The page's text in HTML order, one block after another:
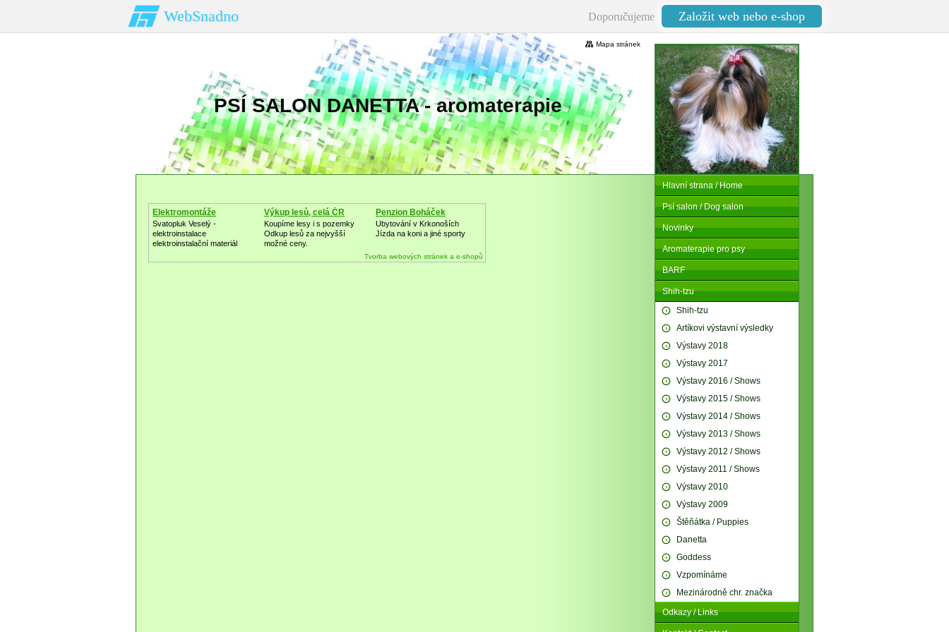
WebSnadno Doporučujeme Založit web nebo e-shop
PSÍ SALON DANETTA - aromaterapie
Mapa stránek
Elektromontáže
Svatopluk Veselý -
elektroinstalace
elektroinstalační materiál
Výkup lesů, celá ČR
Koupíme lesy i s pozemky
Odkup lesů za nejvyšší
možné ceny.
Penzion Boháček
Ubytování v Krkonoších
Jízda na koni a jiné sporty
Tvorba webových stránek a e-shopů
Hlavní strana / Home
Psí salon / Dog salon
Novinky
Aromaterapie pro psy
BARF
Shih-tzu
Shih-tzu
Artíkovi výstavní výsledky
Výstavy 2018
Výstavy 2017
Výstavy 2016 / Shows
Výstavy 2015 / Shows
Výstavy 2014 / Shows
Výstavy 2013 / Shows
Výstavy 2012 / Shows
Výstavy 2011 / Shows
Výstavy 2010
Výstavy 2009
Štěňátka / Puppies
Danetta
Goddess
Vzpomínáme
Mezinárodně chr. značka
Odkazy / Links